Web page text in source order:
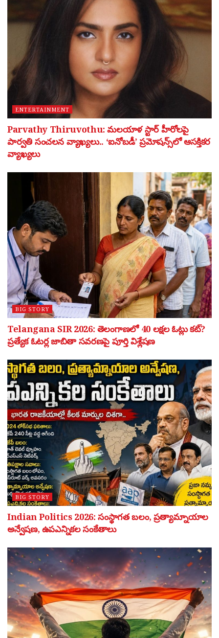
ENTERTAINMENT
Parvathy Thiruvothu: మలయాళ స్టార్ హీరోలపై
పార్వతి సంచలన వ్యాఖ్యలు.. ‘ఐనోబడీ’ ప్రమోషన్స్‌లో ఆసక్తికర
వ్యాఖ్యలు
BIG STORY
Telangana SIR 2026: తెలంగాణలో 40 లక్షల ఓట్లు కట్?
ప్రత్యేక ఓటర్ల జాబితా సవరణపై పూర్తి విశ్లేషణ
BIG STORY
Indian Politics 2026: సంస్థాగత బలం, ప్రత్యామ్నాయాల
అన్వేషణ, ఉపఎన్నికల సంకేతాలు